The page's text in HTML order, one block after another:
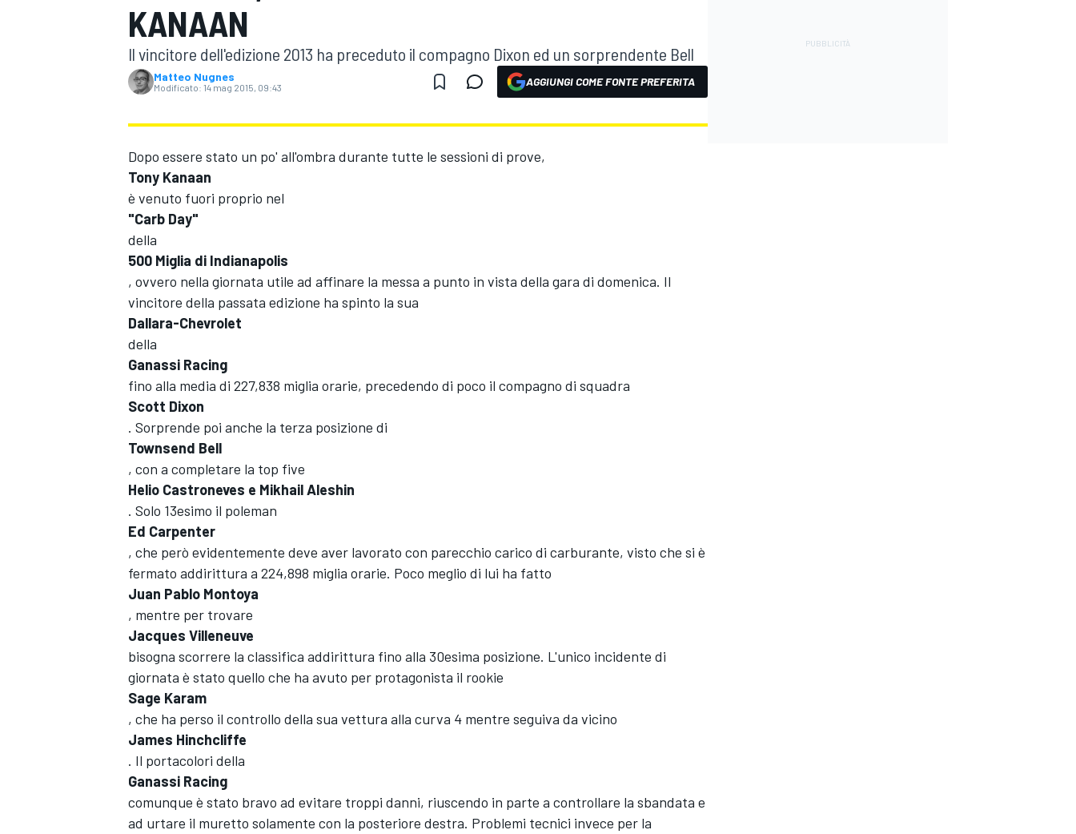
MOTOGP
WRC
MONOPOSTO
KANAAN
Il vincitore dell'edizione 2013 ha preceduto il compagno Dixon ed un sorprendente Bell
Matteo Nugnes
Modificato: 14 mag 2015, 09:43 AGGIUNGI COME FONTE PREFERITA
Dopo essere stato un po' all'ombra durante tutte le sessioni di prove,
Tony Kanaan
è venuto fuori proprio nel
"Carb Day"
della
500 Miglia di Indianapolis
, ovvero nella giornata utile ad affinare la messa a punto in vista della gara di domenica. Il
vincitore della passata edizione ha spinto la sua
Dallara-Chevrolet
della
Ganassi Racing
fino alla media di 227,838 miglia orarie, precedendo di poco il compagno di squadra
Scott Dixon
. Sorprende poi anche la terza posizione di
Townsend Bell
, con a completare la top five
Helio Castroneves e Mikhail Aleshin
. Solo 13esimo il poleman
Ed Carpenter
, che però evidentemente deve aver lavorato con parecchio carico di carburante, visto che si è
fermato addirittura a 224,898 miglia orarie. Poco meglio di lui ha fatto
Juan Pablo Montoya
, mentre per trovare
Jacques Villeneuve
bisogna scorrere la classifica addirittura fino alla 30esima posizione. L'unico incidente di
giornata è stato quello che ha avuto per protagonista il rookie
Sage Karam
, che ha perso il controllo della sua vettura alla curva 4 mentre seguiva da vicino
James Hinchcliffe
. Il portacolori della
Ganassi Racing
comunque è stato bravo ad evitare troppi danni, riuscendo in parte a controllare la sbandata e
ad urtare il muretto solamente con la posteriore destra. Problemi tecnici invece per la